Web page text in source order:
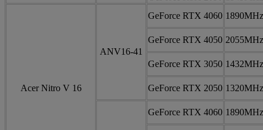
Acer Nitro V 16
ANV16-41
GeForce RTX 4060 1890MHz
GeForce RTX 4050 2055MHz
GeForce RTX 3050 1432MHz
GeForce RTX 2050 1320MHz
GeForce RTX 4060 1890MHz